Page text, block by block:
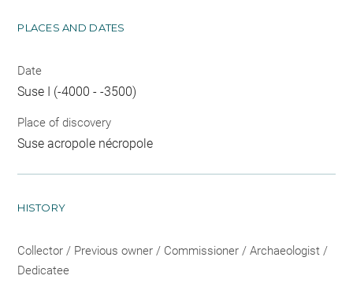
PLACES AND DATES
Date
Suse I (-4000 - -3500)
Place of discovery
Suse acropole nécropole
HISTORY
Collector / Previous owner / Commissioner / Archaeologist /
Dedicatee